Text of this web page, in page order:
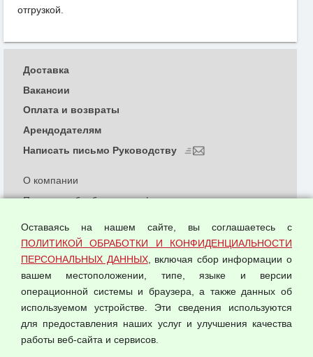
отгрузкой.
© 2026 ООО "Феникс"
О компании
Политика обработки и конфиденциальности
Согласием на обработку персональных данных
Оферта оптовой купли-продажи
Публичная оферта
Доставка
Вакансии
Оплата и возвраты
Арендодателям
Написать письмо Руководству
Оставаясь на нашем сайте, вы соглашаетесь с
ПОЛИТИКОЙ ОБРАБОТКИ И КОНФИДЕНЦИАЛЬНОСТИ
ПЕРСОНАЛЬНЫХ ДАННЫХ, включая сбор информации о
вашем местоположении, типе, языке и версии
операционной системы и браузера, а также данных об
используемом устройстве. Эти сведения используются
для предоставления наших услуг и улучшения качества
работы веб-сайта и сервисов.